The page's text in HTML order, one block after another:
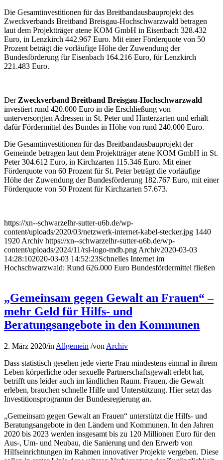
Die Gesamtinvestitionen für das Breitbandausbauprojekt des
Zweckverbands Breitband Breisgau-Hochschwarzwald betragen
laut dem Projektträger atene KOM GmbH in Eisenbach 328.432
Euro, in Lenzkirch 442.967 Euro. Mit einer Förderquote von 50
Prozent beträgt die vorläufige Höhe der Zuwendung der
Bundesförderung für Eisenbach 164.216 Euro, für Lenzkirch
221.483 Euro.
DerZweckverband Breitband Breisgau-Hochschwarzwald
investiert rund 420.000 Euro in die Erschließung von
unterversorgten Adressen in St. Peter und Hinterzarten und erhält
dafür Fördermittel des Bundes in Höhe von rund 240.000 Euro.
Die Gesamtinvestitionen für das Breitbandausbauprojekt der
Gemeinde betragen laut dem Projektträger atene KOM GmbH in St.
Peter 304.612 Euro, in Kirchzarten 115.346 Euro. Mit einer
Förderquote von 60 Prozent für St. Peter beträgt die vorläufige
Höhe der Zuwendung der Bundesförderung 182.767 Euro, mit einer
Förderquote von 50 Prozent für Kirchzarten 57.673.
https://xn--schwarzelhr-sutter-u6b.de/wp-
content/uploads/2020/03/netzwerk-internet-kabel-stecker.jpg 1440
1920 Archiv https://xn--schwarzelhr-sutter-u6b.de/wp-
content/uploads/2024/11/rsl-logo-mdb.png Archiv2020-03-03
14:28:102020-03-03 14:52:23Schnelles Internet im
Hochschwarzwald: Rund 626.000 Euro Bundesfördermittel fließen
„Gemeinsam gegen Gewalt an Frauen“ –
mehr Geld für Hilfs- und
Beratungsangebote in den Kommunen
2. März 2020/in Allgemein /von Archiv
Dass statistisch gesehen jede vierte Frau mindestens einmal in ihrem
Leben körperliche oder sexuelle Partnerschaftsgewalt erlebt hat,
betrifft uns leider auch im ländlichen Raum. Frauen, die Gewalt
erleben, brauchen schnelle Hilfe und Unterstützung. Hier setzt das
Investitionsprogramm der Bundesregierung an.
„Gemeinsam gegen Gewalt an Frauen“ unterstützt die Hilfs- und
Beratungsangebote in den Ländern und Kommunen. In den Jahren
2020 bis 2023 werden insgesamt bis zu 120 Millionen Euro für den
Aus-, Um- und Neubau, die Sanierung und den Erwerb von
Hilfseinrichtungen im Rahmen innovativer Projekte vergeben. Diese